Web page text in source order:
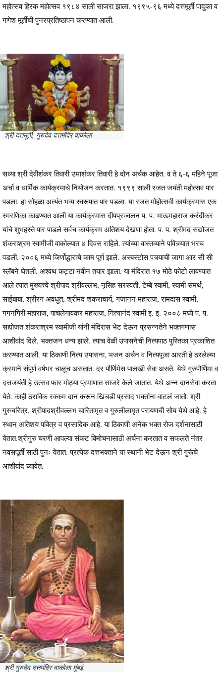
महोत्सव हिरक महोत्सव १९८४ साली साजरा झाला. १९९५-९६ मध्ये दत्तमूर्ती पादुका व
गणेश मूर्तीची पुनरप्रतिष्ठापन करण्यात आली.
श्री दत्तमूर्ती, गुरुदेव दत्तमंदिर वाकोला
सध्या श्री देवीशंकर तिवारी उमाशंकर तिवारी हे दोन अर्चक आहेत. व ते ६-६ महिने पूजा
अर्चा व धार्मिक कार्यक्रमाचे नियोजन करतात. १९९९ साली रजत जयंती महोत्सव पार
पडला. हा सोहळा अत्यंत भव्य स्वरूपात पार पडला. या रजत मोहोत्सवी कार्यक्रमास एक
स्मरणिका काढण्यात आली या कार्यक्रमास दीपप्रज्वलन प. प. भाऊमहाराज करंदीकर
यांचे शुभहस्ते पार पाडले सर्वच कार्यक्रम अतिशय देखणा होता. प. प. श्रीमद सद्योजत
शंकराश्रम स्वामीजी वाकोल्यात ४ दिवस राहिले. त्यांच्या वास्तव्याने पवित्र्यात भरच
पडली. २००६ मध्ये जिर्णोद्धाराचे काम पूर्ण झाले. अस्बस्टोस पत्र्याची जागा आर सी सी
स्लॅबने घेतली. अश्वथ कट्टा नवीन तयार झाला. या मंदिरात १७ मोठे फोटो लावण्यात
आले त्यात मुख्यत्त्वे श्रीपाद श्रीवल्लभ, नृसिह सरस्वती, टेम्बे स्वामी, स्वामी समर्थ,
साईबाबा, श्रीरंग अवधुत, श्रीमद शंकराचार्य, गजानन महाराज, रामदास स्वामी,
गगनगिरी महाराज, पाचलेगावकर महाराज, नित्यानंद स्वामी इ. इ. २००८ मध्ये प. प.
सद्योजत शंकराश्रम स्वामीजी यांनी मंदिरास भेट देऊन प्रसन्नतेने भक्तगणास
आशीर्वाद दिले. भक्तजन धन्य झाले. त्याच वेळी उपासनेची नित्यपाठ पुस्तिका प्रकाशित
करण्यात आली. या ठिकाणी नित्य उपासना, भजन अर्चन व नित्यपूजा आरती हे ठरलेल्या
क्रमाने संपूर्ण वर्षभर चालूच असतात. दर पौर्णिमेस पालखी सेवा असते. येथे गुरुपौर्णिमा व
दत्तजयंती हे उत्सव फार मोठ्या प्रमाणात साजरे केले जातात. येथे अन्न दानसेवा करता
येते. काही ठराविक रक्कम दान करून खिचडी प्रसाद भक्तांना वाटलं जातो. श्री
गुरुचरित्र, श्रीपादश्रीवल्लभ चारितामृत व गुरुलीलामृत परायणची सोय येथे आहे. हे
स्थान अतिशय पवित्र व प्रसादिक आहे. या ठिकाणी अनेक भक्त रोज दर्शनासाठी
येतात.श्रीगुरु चरणी आपल्या संकट विमोचनासाठी अर्चना करतात व सफलते नंतर
नवसपूर्ती साठी पुनः येतात. प्रत्येक दत्तभक्ताने या स्थानी भेट देऊन श्री गुरूंचे
आशीर्वाद घ्यावेत.
श्री गुरुदेव दत्तमंदिर वाकोला मुंबई